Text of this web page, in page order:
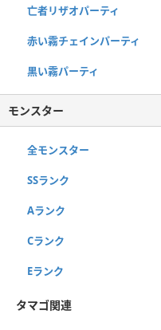
亡者リザオパーティ
赤い霧チェインパーティ
黒い霧パーティ
モンスター
全モンスター
SSランク
Aランク
Cランク
Eランク
タマゴ関連